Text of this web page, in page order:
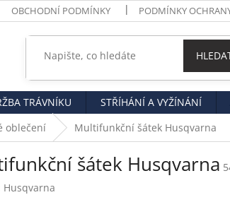
OBCHODNÍ PODMÍNKY PODMÍNKY
TRÁVNÍKU STŘÍHÁNÍ A VYŽÍNÁNÍ
oblečení Multifunkční šátek Husqvarna
šátek Husqvarna
Husqvarna